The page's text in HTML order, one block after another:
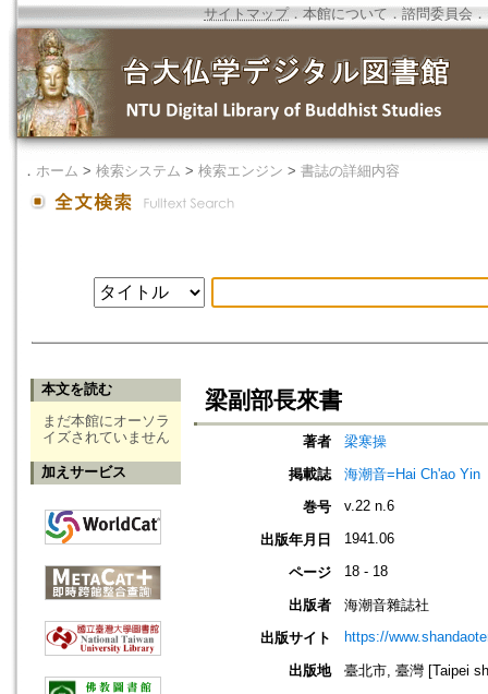
サイトマップ．本館について ． 諮問委員会 ．
． ホーム > 検索システム > 検索エンジン > 書誌の詳細内容
本文を読む
まだ本館にオーソラ
イズされていません
加えサービス
梁副部長來書
著者
梁寒操
掲載誌
海潮音=Hai Ch'ao Yin
巻号
v.22 n.6
出版年月日 1941.06
ページ 18 - 18
出版者
海潮音雜誌社
出版サイト
https://
出版地
臺北市, 臺灣 [Taipei